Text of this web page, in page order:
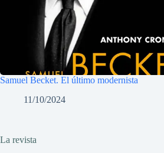
Samuel Becket. El último modernista
11/10/2024
La revista